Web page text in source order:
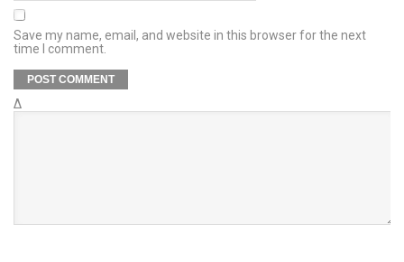
Save my name, email, and website in this browser for the next
time I comment.
Δ